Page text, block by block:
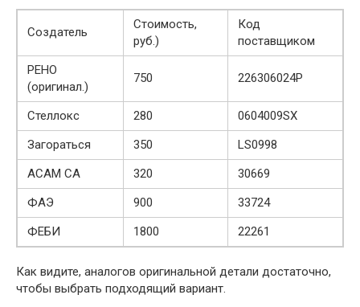
Создатель
Стоимость,
руб.)
Код
поставщиком
РЕНО
(оригинал.)
750 226306024Р
Стеллокс 280
0604009SX
Загораться
350
LS0998
АСАМ СА
320
30669
ФАЭ
900
33724
ФЕБИ
1800 22261
Как видите, аналогов оригинальной детали достаточно,
чтобы выбрать подходящий вариант.